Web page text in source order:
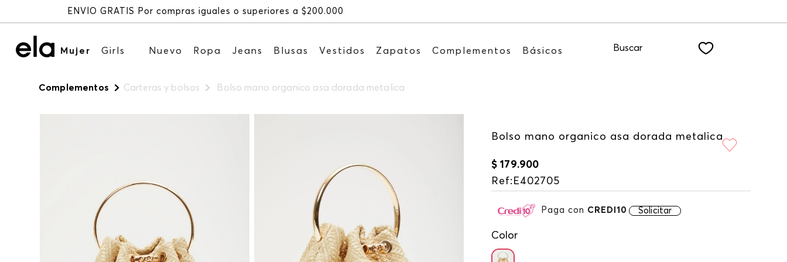
Recibe: 15%OFF suscribiéndote a nuestro NEWSLETTER
Mujer Girls Nuevo Ropa Jeans Blusas Vestidos Zapatos Complementos Básicos Buscar
Complementos Carteras y bolsos Bolso mano organico asa dorada metalica
Bolso mano organico asa dorada metalica
$ 179.900
Ref: E402705
Paga con CREDI10 Solicitar
Color